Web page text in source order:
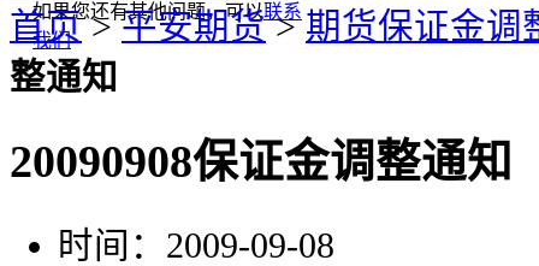
如果您还有其他问题，可以联系
我们
首页 >平安期货 >期货保证金调
整通知
20090908保证金调整通知
时间：2009-09-08